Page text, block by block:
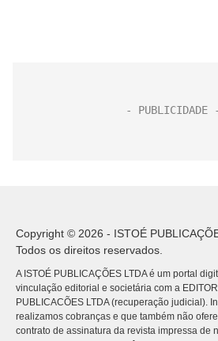
Copyright © 2026 - ISTOÉ
Todos os direitos reservados.
A ISTOÉ PUBLICAÇÕES LTDA é um portal
vinculação editorial e societária com a
PUBLICACÕES LTDA (recuperação judicial).
realizamos cobranças e que também não
contrato de assinatura da revista impressa de